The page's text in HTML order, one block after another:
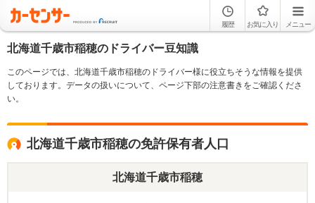
履歴 お気に入り メニュー
北海道千歳市稲穂のドライバー豆知識
このページでは、北海道千歳市稲穂のドライバー様に役立ちそうな情報を提供
しております。データの扱いについて、ページ下部の注意書きをご確認くださ
い。
北海道千歳市稲穂の免許保有者人口
北海道千歳市稲穂